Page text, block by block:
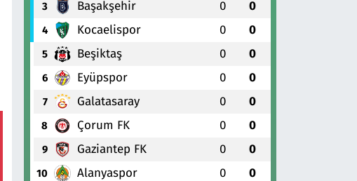
3 Başakşehir 0 0
4 Kocaelispor 0 0
5 Beşiktaş 0 0
6 Eyüpspor 0 0
7 Galatasaray 0 0
8 Çorum FK 0 0
9 Gaziantep FK 0 0
10 Alanyaspor 0 0